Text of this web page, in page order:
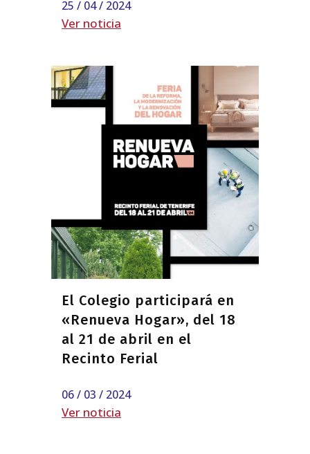
25 / 04 / 2024
Ver noticia
El Colegio participará en
«Renueva Hogar», del 18
al 21 de abril en el
Recinto Ferial
06 / 03 / 2024
Ver noticia